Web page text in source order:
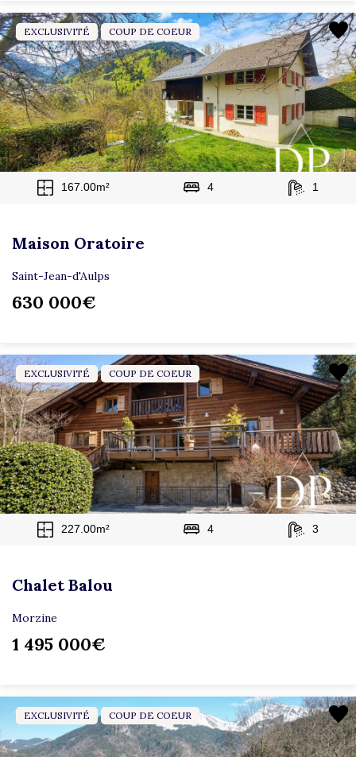
EXCLUSIVITÉ COUP DE COEUR
167.00m² 4 1
Maison Oratoire
Saint-Jean-d'Aulps
630 000€
EXCLUSIVITÉ COUP DE COEUR
227.00m² 4 3
Chalet Balou
Morzine
1 495 000€
EXCLUSIVITÉ COUP DE COEUR